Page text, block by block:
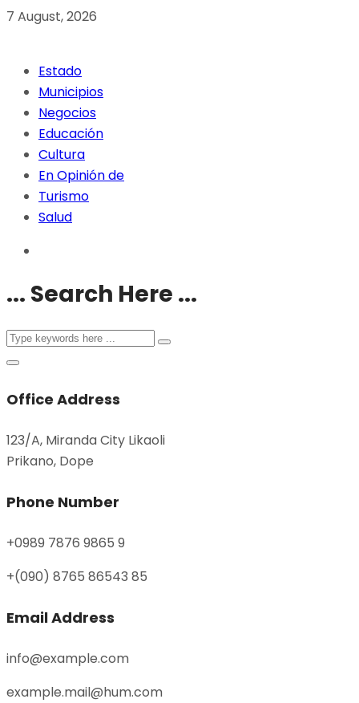
7 August, 2026
Estado
Municipios
Negocios
Educación
Cultura
En Opinión de
Turismo
Salud
... Search Here ...
Office Address
123/A, Miranda City Likaoli
Prikano, Dope
Phone Number
+0989 7876 9865 9
+(090) 8765 86543 85
Email Address
info@example.com
example.mail@hum.com